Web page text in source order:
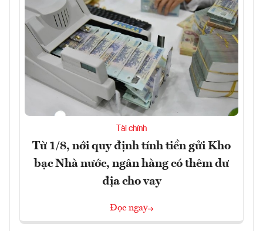
Tài chính
Từ 1/8, nới quy định tính tiền gửi Kho
bạc Nhà nước, ngân hàng có thêm dư
địa cho vay
Đọc ngay